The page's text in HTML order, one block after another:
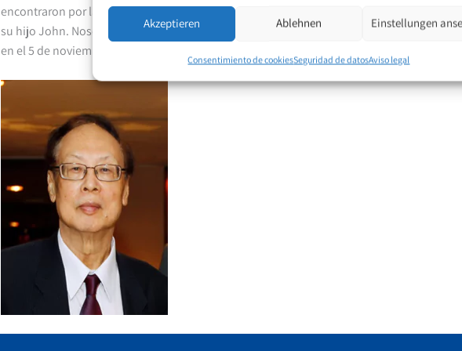
Akzeptieren Ablehnen Einstellungen
Consentimiento de cookiesSeguridad de datosAviso legal
encontraron por la primera vez qundo trabajaban por la misma empresa comercial.
su hijo John. Nosotros siempre lo recordaremos como un caballero con un gran
en el 5 de noviembre 2016 a las 13:00 en Taipei.